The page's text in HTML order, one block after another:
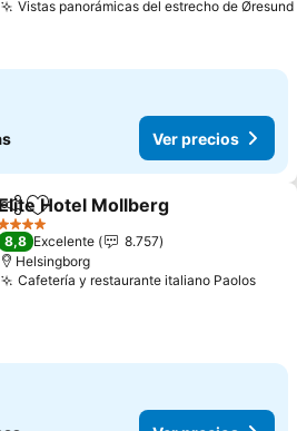
Vistas panorámicas del estrecho de Øresund
Ver precios
CompartirAgregar a favoritos
Elite Hotel Mollberg
4 Estrellas
8,8 Excelente
8.757
Helsingborg
Cafetería y restaurante italiano PaolosVer